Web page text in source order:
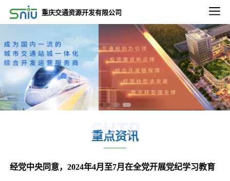
重庆交通资源开发有限公司
重点资讯
经党中央同意，2024年4月至7月在全党开展党纪学习教育
2022-2023年度重庆通邑物业轨道线绿植养租赁养护服务比选邀请第三次公告
2022-2023年度重庆通邑物业永川三峰项目保洁、绿化服务比选邀请公告
2022-09-02
2022-2023年度重庆通邑物业永川三峰项目保安服务 比选邀请公告
2022-09-26
2022-11-11